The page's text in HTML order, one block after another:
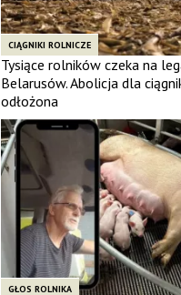
CIĄGNIKI ROLNICZE
Tysiące rolników czeka na
Belarusów. Abolicja dla
odłożona
GŁOS ROLNIKA